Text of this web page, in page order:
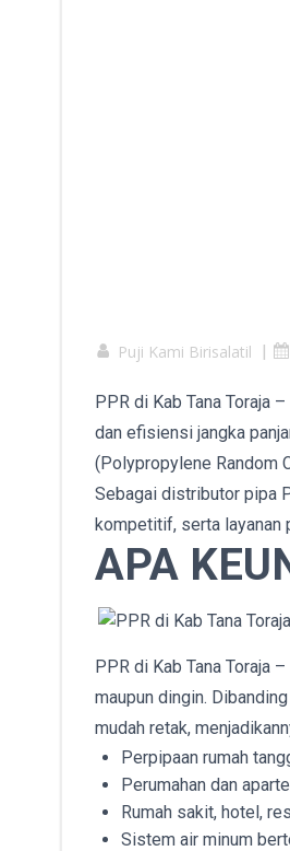
Puji Kami Birisalatil |
PPR di Kab Tana Toraja
dan efisiensi jangka
(Polypropylene Random
Sebagai distributor pipa
kompetitif, serta layanan
APA
PPR di Kab Tana Toraja
maupun dingin.
mudah retak,
Perpipaan rumah
Perumahan dan
Rumah sakit, hotel,
Sistem air minum